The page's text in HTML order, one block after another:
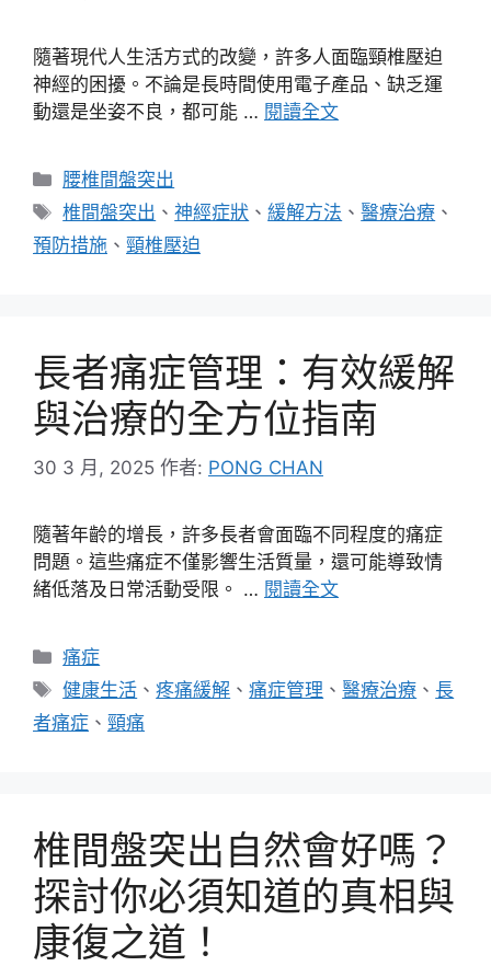
隨著現代人生活方式的改變，許多人面臨頸椎壓迫
神經的困擾。不論是長時間使用電子產品、缺乏運
動還是坐姿不良，都可能 … 閱讀全文
分
類
腰椎間盤突出
標
籤
椎間盤突出 、神經症狀 、緩解方法 、醫療治療 、
預防措施 、 頸椎壓迫
長者痛症管理：有效緩解
與治療的全方位指南
30 3 月, 2025 作者: PONG CHAN
隨著年齡的增長，許多長者會面臨不同程度的痛症
問題。這些痛症不僅影響生活質量，還可能導致情
緒低落及日常活動受限。 … 閱讀全文
分
類
痛症
標
籤
健康生活 、疼痛緩解 、痛症管理 、醫療治療 、長
者痛症 、 頸痛
椎間盤突出自然會好嗎？
探討你必須知道的真相與
康復之道！